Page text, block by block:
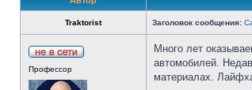
Traktorist Заголовок сообщения:
Профессор
Много лет
автомобилей.
материалах.